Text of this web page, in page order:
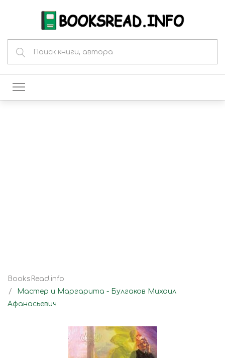
BooksRead.info
Мастер и Маргарита - Булгаков Михаил
Афанасьевич